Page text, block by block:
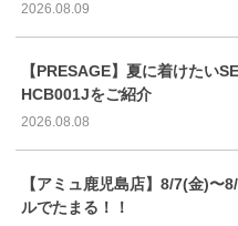
2026.08.09
【PRESAGE】夏に着けたい
HCB001Jをご紹介
2026.08.08
【アミュ鹿児島店】8/7(金)〜
ルでたまる！！